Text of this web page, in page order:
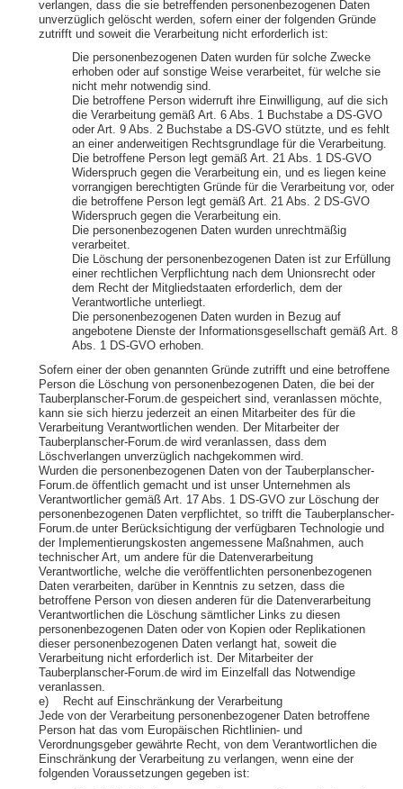
verlangen, dass die sie betreffenden personenbezogenen Daten
unverzüglich gelöscht werden, sofern einer der folgenden Gründe
zutrifft und soweit die Verarbeitung nicht erforderlich ist:
Die personenbezogenen Daten wurden für solche Zwecke
erhoben oder auf sonstige Weise verarbeitet, für welche sie
nicht mehr notwendig sind.
Die betroffene Person widerruft ihre Einwilligung, auf die sich
die Verarbeitung gemäß Art. 6 Abs. 1 Buchstabe a DS-GVO
oder Art. 9 Abs. 2 Buchstabe a DS-GVO stützte, und es fehlt
an einer anderweitigen Rechtsgrundlage für die Verarbeitung.
Die betroffene Person legt gemäß Art. 21 Abs. 1 DS-GVO
Widerspruch gegen die Verarbeitung ein, und es liegen keine
vorrangigen berechtigten Gründe für die Verarbeitung vor, oder
die betroffene Person legt gemäß Art. 21 Abs. 2 DS-GVO
Widerspruch gegen die Verarbeitung ein.
Die personenbezogenen Daten wurden unrechtmäßig
verarbeitet.
Die Löschung der personenbezogenen Daten ist zur Erfüllung
einer rechtlichen Verpflichtung nach dem Unionsrecht oder
dem Recht der Mitgliedstaaten erforderlich, dem der
Verantwortliche unterliegt.
Die personenbezogenen Daten wurden in Bezug auf
angebotene Dienste der Informationsgesellschaft gemäß Art. 8
Abs. 1 DS-GVO erhoben.
Sofern einer der oben genannten Gründe zutrifft und eine betroffene
Person die Löschung von personenbezogenen Daten, die bei der
Tauberplanscher-Forum.de gespeichert sind, veranlassen möchte,
kann sie sich hierzu jederzeit an einen Mitarbeiter des für die
Verarbeitung Verantwortlichen wenden. Der Mitarbeiter der
Tauberplanscher-Forum.de wird veranlassen, dass dem
Löschverlangen unverzüglich nachgekommen wird.
Wurden die personenbezogenen Daten von der Tauberplanscher-
Forum.de öffentlich gemacht und ist unser Unternehmen als
Verantwortlicher gemäß Art. 17 Abs. 1 DS-GVO zur Löschung der
personenbezogenen Daten verpflichtet, so trifft die Tauberplanscher-
Forum.de unter Berücksichtigung der verfügbaren Technologie und
der Implementierungskosten angemessene Maßnahmen, auch
technischer Art, um andere für die Datenverarbeitung
Verantwortliche, welche die veröffentlichten personenbezogenen
Daten verarbeiten, darüber in Kenntnis zu setzen, dass die
betroffene Person von diesen anderen für die Datenverarbeitung
Verantwortlichen die Löschung sämtlicher Links zu diesen
personenbezogenen Daten oder von Kopien oder Replikationen
dieser personenbezogenen Daten verlangt hat, soweit die
Verarbeitung nicht erforderlich ist. Der Mitarbeiter der
Tauberplanscher-Forum.de wird im Einzelfall das Notwendige
veranlassen.
e) Recht auf Einschränkung der Verarbeitung
Jede von der Verarbeitung personenbezogener Daten betroffene
Person hat das vom Europäischen Richtlinien- und
Verordnungsgeber gewährte Recht, von dem Verantwortlichen die
Einschränkung der Verarbeitung zu verlangen, wenn eine der
folgenden Voraussetzungen gegeben ist: